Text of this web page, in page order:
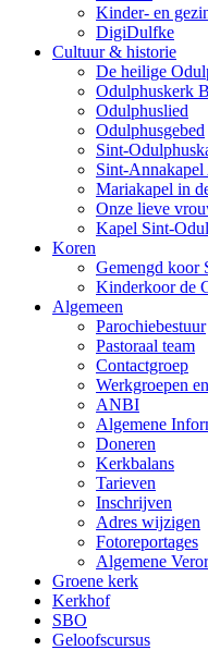
Kinder- en
DigiDulfke
Cultuur & historie
De heilige
Odulphuskerk
Odulphuslied
Odulphusgebed
Sint-
Sint-Annakapel
Mariakapel in
Onze lieve
Kapel Sint-
Koren
Gemengd koor
Kinderkoor de
Algemeen
Parochiebestuur
Pastoraal team
Contactgroep
Werkgroepen
ANBI
Algemene
Doneren
Kerkbalans
Tarieven
Inschrijven
Adres wijzigen
Fotoreportages
Algemene
Groene kerk
Kerkhof
SBO
Geloofscursus